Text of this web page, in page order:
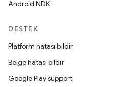
Android NDK
DESTEK
Platform hatası bildir
Belge hatası bildir
Google Play support